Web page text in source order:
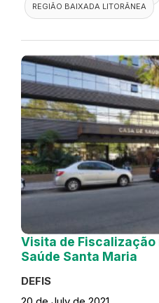
REGIÃO BAIXADA LITORÂNEA
Visita de Fiscalização
Saúde Santa Maria
DEFIS